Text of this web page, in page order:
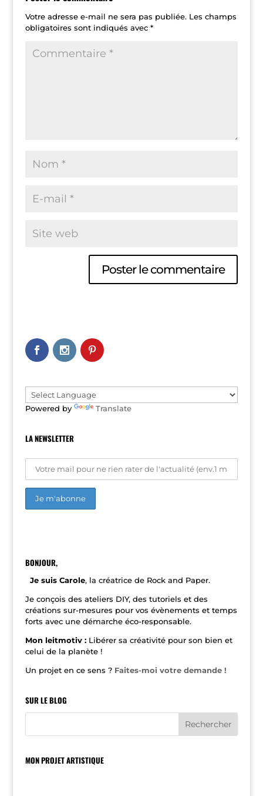
Votre adresse e-mail ne sera pas publiée. Les champs
obligatoires sont indiqués avec *
n
a
v
e
:Powered by Translate
LA NEWSLETTER
n
v
e
:
BONJOUR,
Je suis Carole, la créatrice de Rock and Paper.
Je conçois des ateliers DIY, des tutoriels et des
créations sur-mesures pour vos évènements et temps
forts avec une démarche éco-responsable.
Mon leitmotiv : Libérer sa créativité pour son bien et
celui de la planète !
Un projet en ce sens ? Faites-moi votre demande !
SUR LE BLOG
MON PROJET ARTISTIQUE